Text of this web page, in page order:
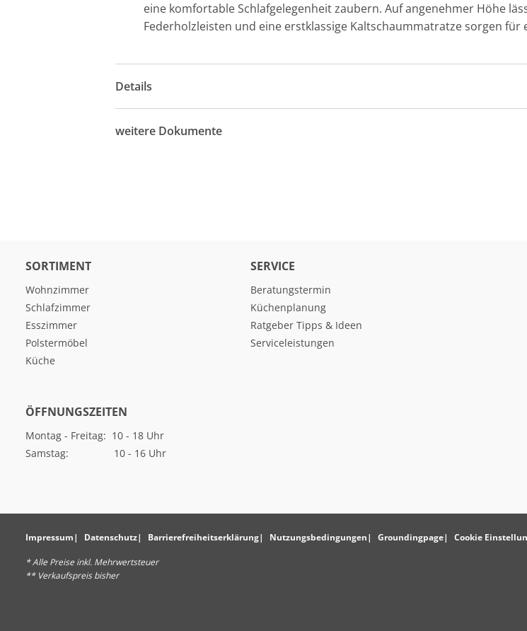
eine komfortable Schlafgelegenheit zaubern. Auf angenehmer Höhe
Federholzleisten und eine erstklassige Kaltschaummatratze sorgen für
Details
weitere Dokumente
SORTIMENT
Wohnzimmer
Schlafzimmer
Esszimmer
Polstermöbel
Küche
SERVICE
Beratungstermin
Küchenplanung
Ratgeber Tipps & Ideen
Serviceleistungen
ÖFFNUNGSZEITEN
Montag - Freitag: 10 - 18 Uhr
Samstag: 10 - 16 Uhr
Impressum Datenschutz Barrierefreiheitserklärung Nutzungsbedingungen Groundingpage Cookie
* Alle Preise inkl. Mehrwertsteuer
** Verkaufspreis bisher